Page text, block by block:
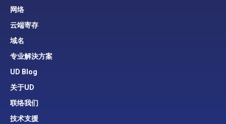
网络
云端寄存
域名
专业解決方案
UD Blog
关于UD
联络我们
技术支援